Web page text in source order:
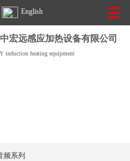
English
宏远感应加热设备有限公司
induction heating equipment
频系列